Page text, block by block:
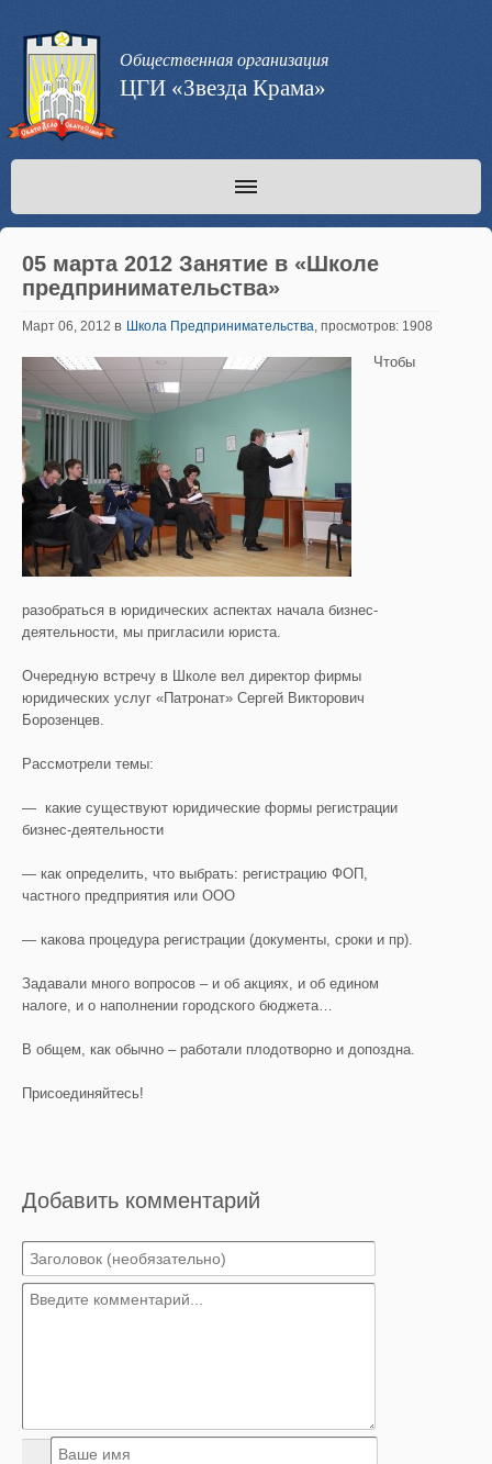
Общественная организация
ЦГИ «Звезда Крама»
05 марта 2012 Занятие в «Школе
предпринимательства»
Март 06, 2012 в Школа Предпринимательства, просмотров: 1908
Чтобы
разобраться в юридических аспектах начала бизнес-
деятельности, мы пригласили юриста.
Очередную встречу в Школе вел директор фирмы
юридических услуг «Патронат» Сергей Викторович
Борозенцев.
Рассмотрели темы:
— какие существуют юридические формы регистрации
бизнес-деятельности
— как определить, что выбрать: регистрацию ФОП,
частного предприятия или ООО
— какова процедура регистрации (документы, сроки и пр).
Задавали много вопросов – и об акциях, и об едином
налоге, и о наполнении городского бюджета…
В общем, как обычно – работали плодотворно и допоздна.
Присоединяйтесь!
Добавить комментарий